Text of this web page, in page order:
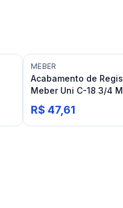
MEBER
Acabamento de
Meber Uni C-18 3/4
R$ 47,61